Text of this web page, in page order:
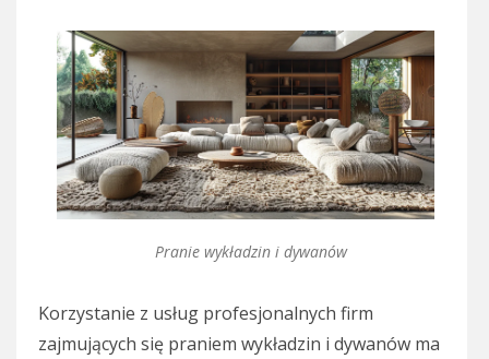
Pranie wykładzin i dywanów
Korzystanie z usług profesjonalnych firm
zajmujących się praniem wykładzin i dywanów ma